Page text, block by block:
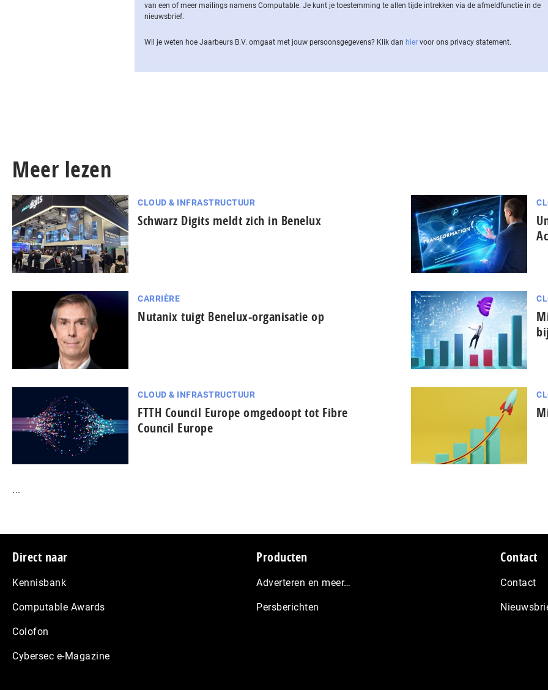
van een of meer mailings namens Computable. Je kunt je toestemming te allen tijde intrekken via de af­meld­func­tie in de
nieuwsbrief.
Wil je weten hoe Jaarbeurs B.V. omgaat met jouw per­soons­ge­ge­vens? Klik dan hier voor ons privacy statement.
Meer lezen
CLOUD & INFRASTRUCTUUR
Schwarz Digits meldt zich in Benelux
CARRIÈRE
Nutanix tuigt Benelux-organisatie op
CLOUD & INFRASTRUCTUUR
FTTH Council Europe omgedoopt tot Fibre
Council Europe
...
Footer
Direct naar
Kennisbank
Computable Awards
Colofon
Cybersec e-Magazine
Producten
Adverteren en meer…
Persberichten
Contact
Contact